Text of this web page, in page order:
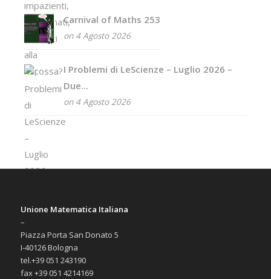
Carnival of Maths 253
on 4 Agosto 2026
I Problemi di LeScienze – Luglio 2026 –
Due...
on 4 Agosto 2026
Unione Matematica Italiana
–
Piazza Porta San Donato 5
I-40126 Bologna
tel.+39 051 243190
fax +39 051 4214169